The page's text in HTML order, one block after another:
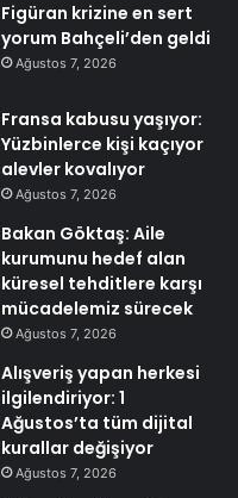
Figüran krizine en sert
yorum Bahçeli’den geldi
Ağustos 7, 2026
Fransa kabusu yaşıyor:
Yüzbinlerce kişi kaçıyor
alevler kovalıyor
Ağustos 7, 2026
Bakan Göktaş: Aile
kurumunu hedef alan
küresel tehditlere karşı
mücadelemiz sürecek
Ağustos 7, 2026
Alışveriş yapan herkesi
ilgilendiriyor: 1
Ağustos’ta tüm dijital
kurallar değişiyor
Ağustos 7, 2026